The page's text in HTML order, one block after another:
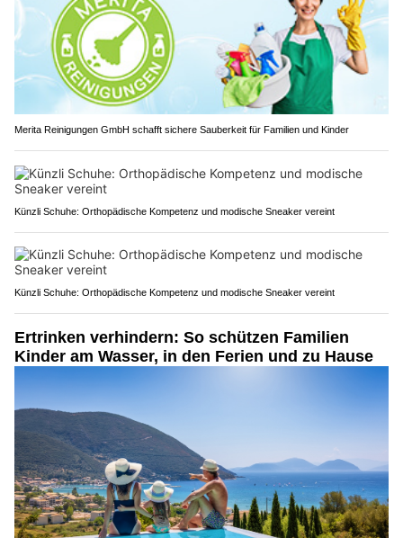
Merita Reinigungen GmbH schafft sichere Sauberkeit für Familien und Kinder
Künzli Schuhe: Orthopädische Kompetenz und modische Sneaker vereint
Künzli Schuhe: Orthopädische Kompetenz und modische Sneaker vereint
Ertrinken verhindern: So schützen Familien
Kinder am Wasser, in den Ferien und zu Hause